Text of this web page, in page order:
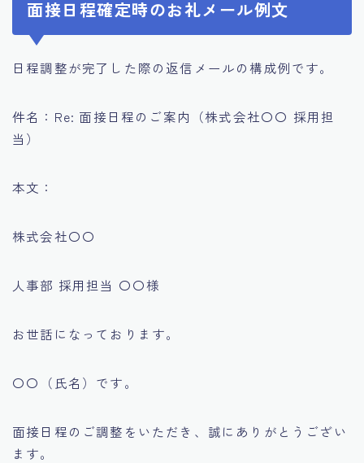
面接日程確定時のお礼メール例文
日程調整が完了した際の返信メールの構成例です。
件名：Re: 面接日程のご案内（株式会社〇〇 採用担
当）
本文：
株式会社〇〇
人事部 採用担当 〇〇様
お世話になっております。
〇〇（氏名）です。
面接日程のご調整をいただき、誠にありがとうござい
ます。